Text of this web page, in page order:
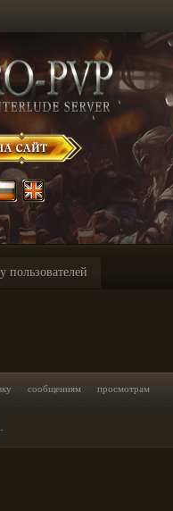
пользователей
сообщениям просмотрам